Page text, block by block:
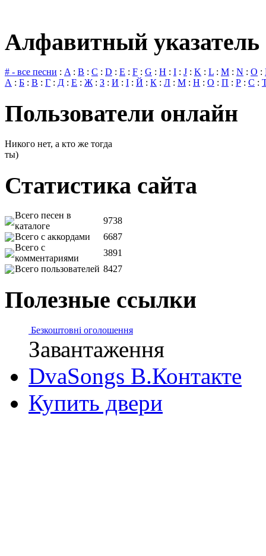
Алфавитный указатель
# - все песни : A: B : C : D : E : F : G : H : I : J : K : L : M : N : O :
А : Б : В : Г : Д : Е : Ж: З : И : І : Й : К : Л : М : Н : О : П : Р : С :
Пользователи онлайн
Никого нет, а кто же тогда
ты)
Статистика сайта
Всего песен в
каталоге
9738
Всего с аккордами
6687
Всего с
комментариями
3891
Всего пользователей 8427
Полезные ссылки
Безкоштовні оголошення
Завантаження
DvaSongs В.Контакте
Купить двери